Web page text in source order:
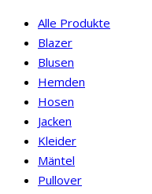
Alle Produkte
Blazer
Blusen
Hemden
Hosen
Jacken
Kleider
Mäntel
Pullover